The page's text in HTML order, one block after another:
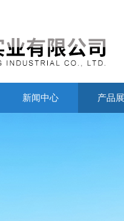
新闻中心 产品